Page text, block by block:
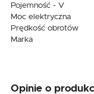
Pojemność - V
Moc elektryczna
Prędkość obrotów
Marka
Opinie o